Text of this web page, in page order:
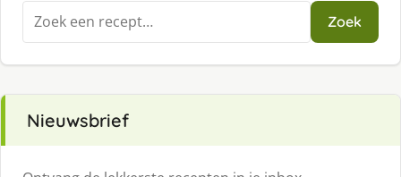
Zoeken
naar:
Zoek
Nieuwsbrief